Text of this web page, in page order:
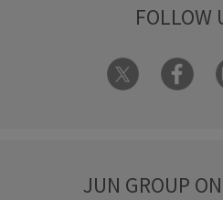
FOLLOW
JUN GROUP